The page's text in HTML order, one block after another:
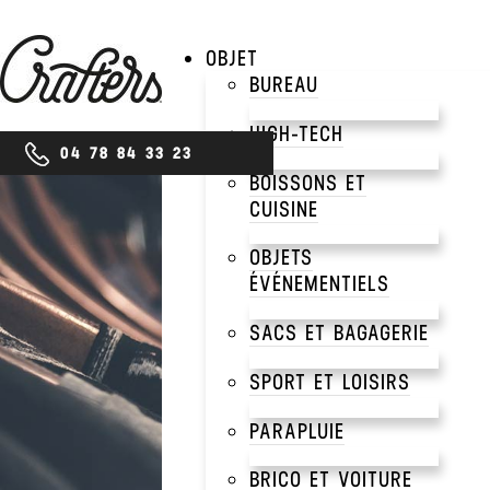
04 78 84 33 23
OBJET
BUREAU
HIGH-TECH
BOISSONS ET
CUISINE
OBJETS
ÉVÉNEMENTIELS
SACS ET BAGAGERIE
SPORT ET LOISIRS
PARAPLUIE
BRICO ET VOITURE
PRODUITS